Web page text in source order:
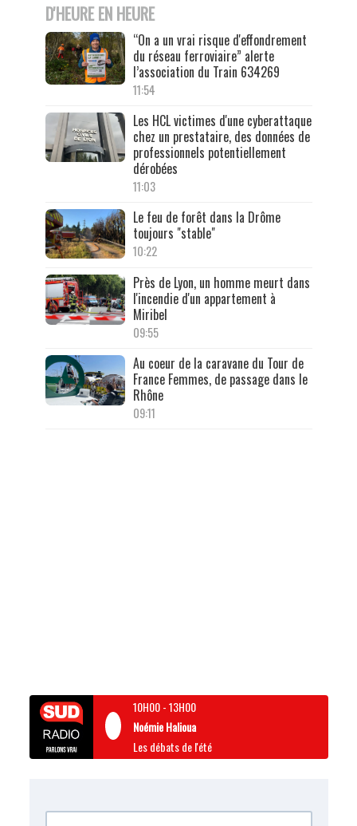
D'HEURE EN HEURE
“On a un vrai risque d'effondrement
du réseau ferroviaire” alerte
l’association du Train 634269
11:54
Les HCL victimes d'une cyberattaque
chez un prestataire, des données de
professionnels potentiellement
dérobées
11:03
Le feu de forêt dans la Drôme
toujours "stable"
10:22
Près de Lyon, un homme meurt dans
l'incendie d'un appartement à
Miribel
09:55
Au coeur de la caravane du Tour de
France Femmes, de passage dans le
Rhône
09:11
10H00-13H00
Noémie Halioua
Les débats de l'été